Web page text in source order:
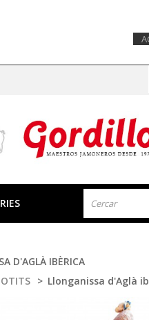
D'AGLÀ IBÈRICA
> Llonganissa d'Aglà